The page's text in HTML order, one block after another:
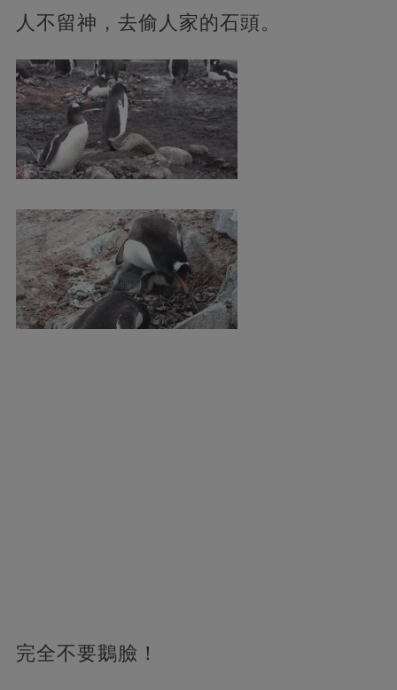
人不留神，去偷人家的石頭。
完全不要鵝臉！